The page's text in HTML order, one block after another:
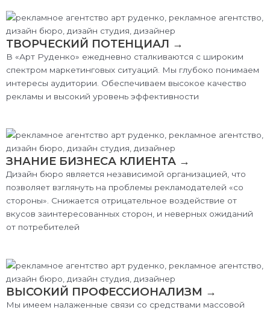
ТВОРЧЕСКИЙ ПОТЕНЦИАЛ →
В «Арт Руденко» ежедневно сталкиваются с широким
спектром маркетинговых ситуаций. Мы глубоко понимаем
интересы аудитории. Обеспечиваем высокое качество
рекламы и высокий уровень эффективности
ЗНАНИЕ БИЗНЕСА КЛИЕНТА →
Дизайн бюро является независимой организацией, что
позволяет взглянуть на проблемы рекламодателей «со
стороны». Снижается отрицательное воздействие от
вкусов заинтересованных сторон, и неверных ожиданий
от потребителей
ВЫСОКИЙ ПРОФЕССИОНАЛИЗМ →
Мы имеем налаженные связи со средствами массовой